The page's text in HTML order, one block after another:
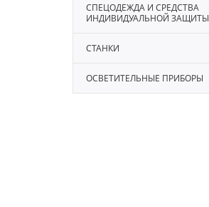
СПЕЦОДЕЖДА И СРЕДСТВА
ИНДИВИДУАЛЬНОЙ ЗАЩИТЫ
СТАНКИ
ОСВЕТИТЕЛЬНЫЕ ПРИБОРЫ